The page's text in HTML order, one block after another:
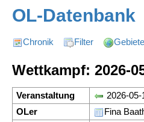
OL-Datenbank
Chronik Filter Gebiete
Wettkampf: 2026-
Veranstaltung 2026-
OLer
Fina